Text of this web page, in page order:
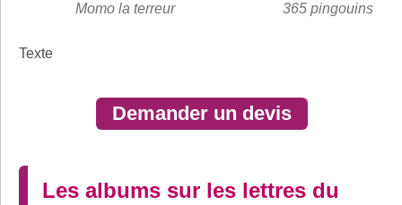
Momo la terreur 365 pingouins
Texte
Demander un devis
Les albums sur les lettres du